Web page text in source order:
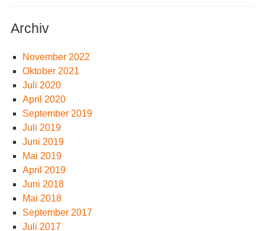
Archiv
November 2022
Oktober 2021
Juli 2020
April 2020
September 2019
Juli 2019
Juni 2019
Mai 2019
April 2019
Juni 2018
Mai 2018
September 2017
Juli 2017